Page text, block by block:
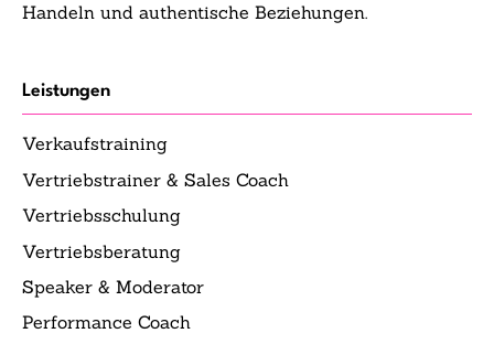
Handeln und authentische Beziehungen.
Leistungen
Verkaufstraining
Vertriebstrainer & Sales Coach
Vertriebsschulung
Vertriebsberatung
Speaker & Moderator
Performance Coach